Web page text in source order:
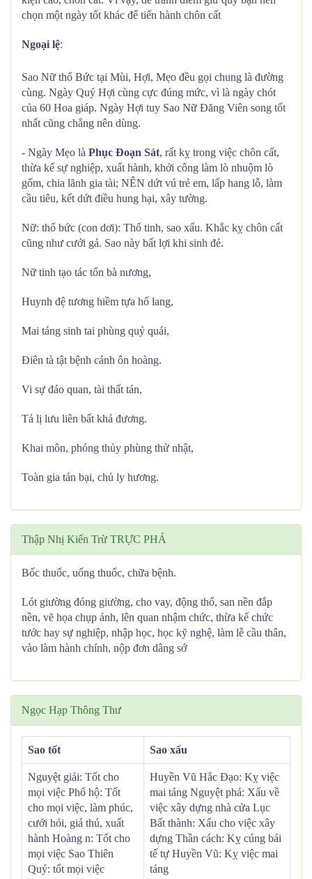
chọn một ngày tốt khác để tiến hành chôn cất
Ngoại lệ:
Sao Nữ thổ Bức tại Mùi, Hợi, Mẹo đều gọi chung là đường
cùng. Ngày Quý Hợi cùng cực đúng mức, vì là ngày chót
của 60 Hoa giáp. Ngày Hợi tuy Sao Nữ Đăng Viên song tốt
nhất cũng chẳng nên dùng.
- Ngày Mẹo là Phục Đoạn Sát, rất kỵ trong việc chôn cất,
thừa kế sự nghiệp, xuất hành, khởi công làm lò nhuộm lò
gốm, chia lãnh gia tài; NÊN dứt vú trẻ em, lấp hang lỗ, làm
cầu tiêu, kết dứt điều hung hại, xây tường.
Nữ: thổ bức (con dơi): Thổ tinh, sao xấu. Khắc kỵ chôn cất
cũng như cưới gả. Sao này bất lợi khi sinh đẻ.
Nữ tinh tạo tác tổn bà nương,
Huynh đệ tương hiềm tựa hổ lang,
Mai táng sinh tai phùng quỷ quái,
Điên tà tật bệnh cánh ôn hoàng.
Vi sự đáo quan, tài thất tán,
Tả lị lưu liên bất khả đương.
Khai môn, phóng thủy phùng thử nhật,
Toàn gia tán bại, chủ ly hương.
Thập Nhị Kiến Trừ TRỰC PHÁ
Bốc thuốc, uống thuốc, chữa bệnh.
Lót giường đóng giường, cho vay, động thổ, san nền đắp
nền, vẽ họa chụp ảnh, lên quan nhậm chức, thừa kế chức
tước hay sự nghiệp, nhập học, học kỹ nghệ, làm lễ cầu thân,
vào làm hành chính, nộp đơn dâng sớ
Ngọc Hạp Thông Thư
Sao tốt Sao xấu
Nguyệt giải: Tốt cho
mọi việc Phổ hộ: Tốt
cho mọi việc, làm phúc,
cưới hỏi, giá thú, xuất
hành Hoàng n: Tốt cho
mọi việc Sao Thiên
Quý: tốt mọi việc
Huyền Vũ Hắc Đạo: Kỵ việc
mai táng Nguyệt phá: Xấu về
việc xây dựng nhà cửa Lục
Bất thành: Xấu cho việc xây
dựng Thần cách: Kỵ cúng bái
tế tự Huyền Vũ: Kỵ việc mai
táng